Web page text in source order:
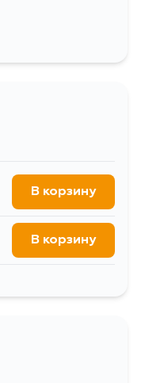
В корзину
В корзину